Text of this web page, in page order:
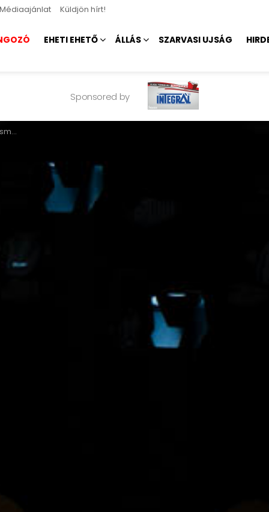
Médiaajánlat Küldjön hírt!
EHETI EHETŐ ÁLLÁS SZARVASI UJSÁG
Sponsored by